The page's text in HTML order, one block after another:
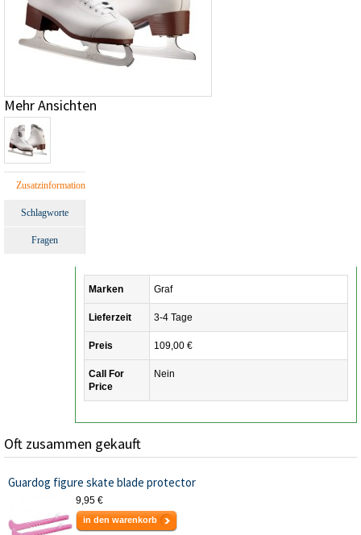
Mehr Ansichten
Zusatzinformation
Schlagworte
Fragen
Marken Graf
Lieferzeit 3-4 Tage
Preis 109,00 €
Call For
Price
Nein
Oft zusammen gekauft
Guardog figure skate blade protector
9,95 €
in den warenkorb